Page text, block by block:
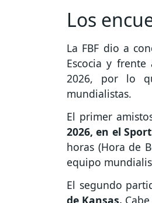
Los
La FBF dio a
Escocia y
2026, por lo
mundialistas.
El primer
2026, en el
horas (Hora de
equipo
El segundo
de Kansas.